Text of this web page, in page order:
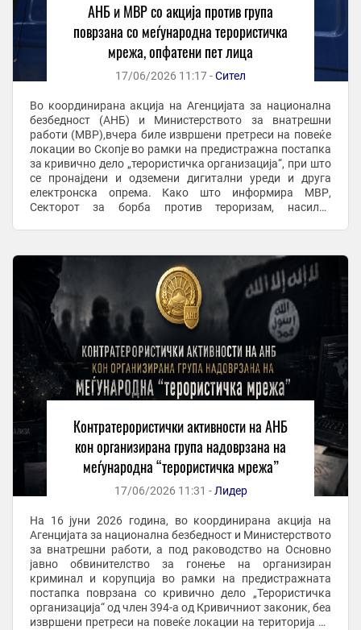
АНБ и МВР со акција против група
поврзана со меѓународна терористичка
мрежа, опфатени пет лица
17/06/2026 11:17 -Сител
Во координирана акција на Агенцијата за национална
безбедност (АНБ) и Министерството за внатрешни
работи (МВР),вчера биле извршени претреси на повеќе
локации во Скопје во рамки на предистражна постапка
за кривично дело „терористичка организација“, при што
се пронајдени и одземени дигитални уреди и друга
електронска опрема. Како што информира МВР,
Секторот за борба против тероризам, насилен
Контратерористички активности на АНБ
кон организирана група надоврзана на
меѓународна “терористичка мрежа”
17/06/2026 11:31 -Лидер
На 16 јуни 2026 година, во координирана акција на
Агенцијата за национална безбедност и Министерството
за внатрешни работи, а под раководство на Основно
јавно обвинителство за гонење на организиран
криминал и корупција во рамки на предистражната
постапка поврзана со кривично дело „Терористичка
организација“ од член 394-а од Кривичниот законик, беа
извршени претреси на повеќе локации на територија на